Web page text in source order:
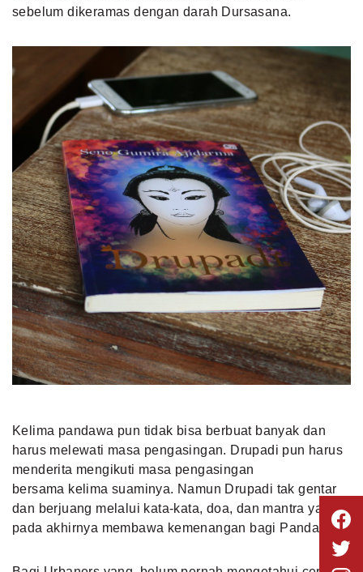
sebelum dikeramas dengan darah Dursasana.
Kelima pandawa pun tidak bisa berbuat banyak dan
harus melewati masa pengasingan. Drupadi pun harus
menderita mengikuti masa pengasingan
bersama kelima suaminya. Namun Drupadi tak gentar
dan berjuang melalui kata-kata, doa, dan mantra yang
pada akhirnya membawa kemenangan bagi Pandawa.